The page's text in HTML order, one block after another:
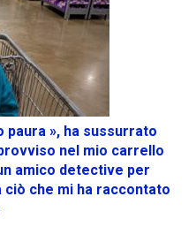
», ha sussurrato
nel mio carrello
amico detective per
che mi ha raccontato